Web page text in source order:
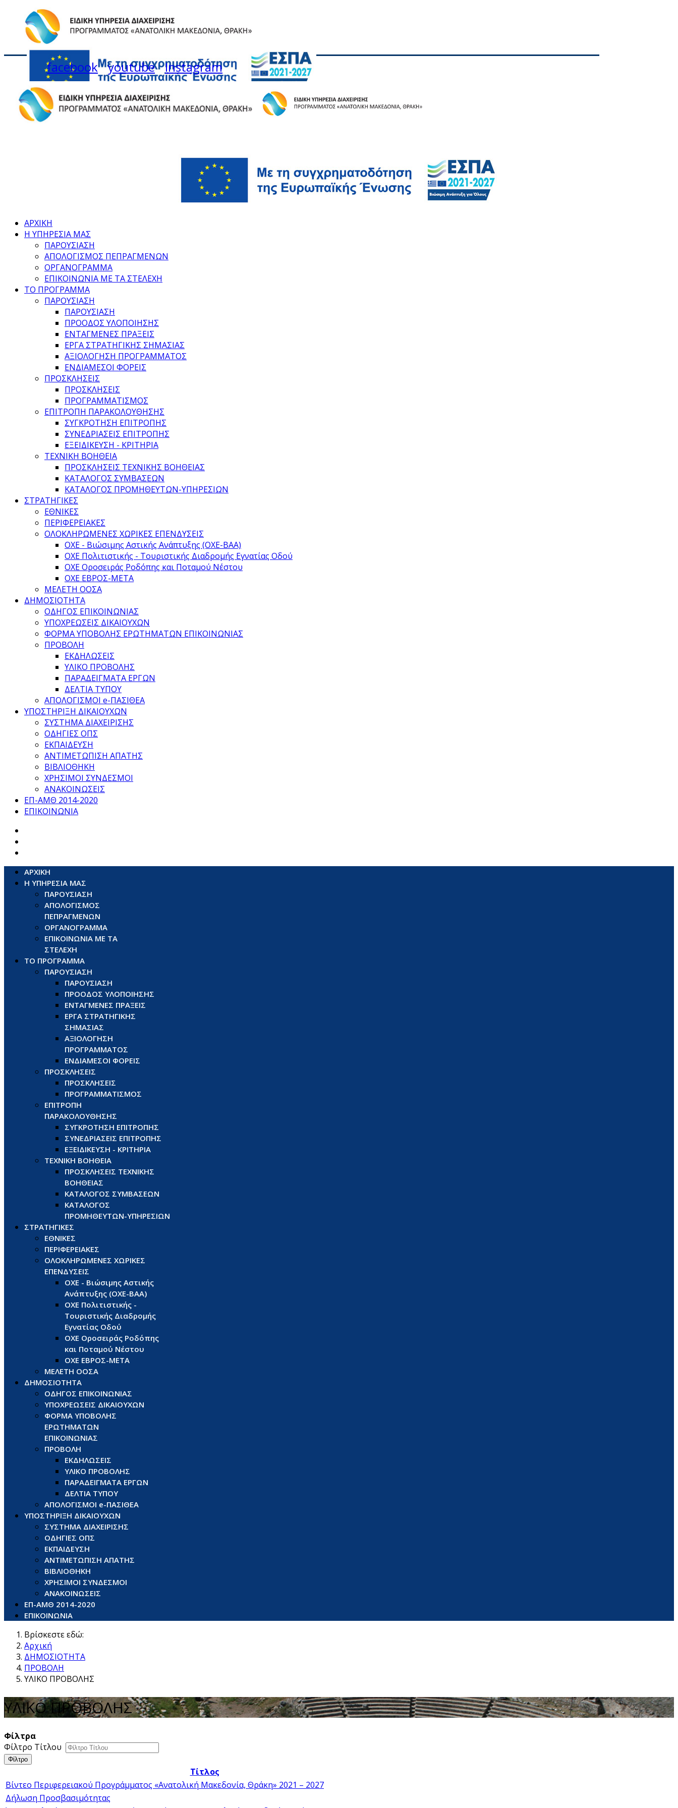
facebook youtube Instagram
ΑΡΧΙΚΗ
Η ΥΠΗΡΕΣΙΑ ΜΑΣ
ΠΑΡΟΥΣΙΑΣΗ
ΑΠΟΛΟΓΙΣΜΟΣ ΠΕΠΡΑΓΜΕΝΩΝ
ΟΡΓΑΝΟΓΡΑΜΜΑ
ΕΠΙΚΟΙΝΩΝΙΑ ΜΕ ΤΑ ΣΤΕΛΕΧΗ
ΤΟ ΠΡΟΓΡΑΜΜΑ
ΠΑΡΟΥΣΙΑΣΗ
ΠΑΡΟΥΣΙΑΣΗ
ΠΡΟΟΔΟΣ ΥΛΟΠΟΙΗΣΗΣ
ΕΝΤΑΓΜΕΝΕΣ ΠΡΑΞΕΙΣ
ΕΡΓΑ ΣΤΡΑΤΗΓΙΚΗΣ ΣΗΜΑΣΙΑΣ
ΑΞΙΟΛΟΓΗΣΗ ΠΡΟΓΡΑΜΜΑΤΟΣ
ΕΝΔΙΑΜΕΣΟΙ ΦΟΡΕΙΣ
ΠΡΟΣΚΛΗΣΕΙΣ
ΠΡΟΣΚΛΗΣΕΙΣ
ΠΡΟΓΡΑΜΜΑΤΙΣΜΟΣ
ΕΠΙΤΡΟΠΗ ΠΑΡΑΚΟΛΟΥΘΗΣΗΣ
ΣΥΓΚΡΟΤΗΣΗ ΕΠΙΤΡΟΠΗΣ
ΣΥΝΕΔΡΙΑΣΕΙΣ ΕΠΙΤΡΟΠΗΣ
ΕΞΕΙΔΙΚΕΥΣΗ - ΚΡΙΤΗΡΙΑ
ΤΕΧΝΙΚΗ ΒΟΗΘΕΙΑ
ΠΡΟΣΚΛΗΣΕΙΣ ΤΕΧΝΙΚΗΣ ΒΟΗΘΕΙΑΣ
ΚΑΤΑΛΟΓΟΣ ΣΥΜΒΑΣΕΩΝ
ΚΑΤΑΛΟΓΟΣ ΠΡΟΜΗΘΕΥΤΩΝ-ΥΠΗΡΕΣΙΩΝ
ΣΤΡΑΤΗΓΙΚΕΣ
ΕΘΝΙΚΕΣ
ΠΕΡΙΦΕΡΕΙΑΚΕΣ
ΟΛΟΚΛΗΡΩΜΕΝΕΣ ΧΩΡΙΚΕΣ ΕΠΕΝΔΥΣΕΙΣ
ΟΧΕ - Βιώσιμης Αστικής Ανάπτυξης (ΟΧΕ-ΒΑΑ)
ΟΧΕ Πολιτιστικής - Τουριστικής Διαδρομής Εγνατίας Οδού
ΟΧΕ Οροσειράς Ροδόπης και Ποταμού Νέστου
ΟΧΕ ΕΒΡΟΣ-ΜΕΤΑ
ΜΕΛΕΤΗ ΟΟΣΑ
ΔΗΜΟΣΙΟΤΗΤΑ
ΟΔΗΓΟΣ ΕΠΙΚΟΙΝΩΝΙΑΣ
ΥΠΟΧΡΕΩΣΕΙΣ ΔΙΚΑΙΟΥΧΩΝ
ΦΟΡΜΑ ΥΠΟΒΟΛΗΣ ΕΡΩΤΗΜΑΤΩΝ ΕΠΙΚΟΙΝΩΝΙΑΣ
ΠΡΟΒΟΛΗ
ΕΚΔΗΛΩΣΕΙΣ
ΥΛΙΚΟ ΠΡΟΒΟΛΗΣ
ΠΑΡΑΔΕΙΓΜΑΤΑ ΕΡΓΩΝ
ΔΕΛΤΙΑ ΤΥΠΟΥ
ΑΠΟΛΟΓΙΣΜΟΙ e-ΠΑΣΙΘΕΑ
ΥΠΟΣΤΗΡΙΞΗ ΔΙΚΑΙΟΥΧΩΝ
ΣΥΣΤΗΜΑ ΔΙΑΧΕΙΡΙΣΗΣ
ΟΔΗΓΙΕΣ ΟΠΣ
ΕΚΠΑΙΔΕΥΣΗ
ΑΝΤΙΜΕΤΩΠΙΣΗ ΑΠΑΤΗΣ
ΒΙΒΛΙΟΘΗΚΗ
ΧΡΗΣΙΜΟΙ ΣΥΝΔΕΣΜΟΙ
ΑΝΑΚΟΙΝΩΣΕΙΣ
ΕΠ-ΑΜΘ 2014-2020
ΕΠΙΚΟΙΝΩΝΙΑ
ΑΡΧΙΚΗ
Η ΥΠΗΡΕΣΙΑ ΜΑΣ
ΠΑΡΟΥΣΙΑΣΗ
ΑΠΟΛΟΓΙΣΜΟΣ
ΠΕΠΡΑΓΜΕΝΩΝ
ΟΡΓΑΝΟΓΡΑΜΜΑ
ΕΠΙΚΟΙΝΩΝΙΑ ΜΕ ΤΑ
ΣΤΕΛΕΧΗ
ΤΟ ΠΡΟΓΡΑΜΜΑ
ΠΑΡΟΥΣΙΑΣΗ
ΠΑΡΟΥΣΙΑΣΗ
ΠΡΟΟΔΟΣ ΥΛΟΠΟΙΗΣΗΣ
ΕΝΤΑΓΜΕΝΕΣ ΠΡΑΞΕΙΣ
ΕΡΓΑ ΣΤΡΑΤΗΓΙΚΗΣ
ΣΗΜΑΣΙΑΣ
ΑΞΙΟΛΟΓΗΣΗ
ΠΡΟΓΡΑΜΜΑΤΟΣ
ΕΝΔΙΑΜΕΣΟΙ ΦΟΡΕΙΣ
ΠΡΟΣΚΛΗΣΕΙΣ
ΠΡΟΣΚΛΗΣΕΙΣ
ΠΡΟΓΡΑΜΜΑΤΙΣΜΟΣ
ΕΠΙΤΡΟΠΗ
ΠΑΡΑΚΟΛΟΥΘΗΣΗΣ
ΣΥΓΚΡΟΤΗΣΗ ΕΠΙΤΡΟΠΗΣ
ΣΥΝΕΔΡΙΑΣΕΙΣ ΕΠΙΤΡΟΠΗΣ
ΕΞΕΙΔΙΚΕΥΣΗ - ΚΡΙΤΗΡΙΑ
ΤΕΧΝΙΚΗ ΒΟΗΘΕΙΑ
ΠΡΟΣΚΛΗΣΕΙΣ ΤΕΧΝΙΚΗΣ
ΒΟΗΘΕΙΑΣ
ΚΑΤΑΛΟΓΟΣ ΣΥΜΒΑΣΕΩΝ
ΚΑΤΑΛΟΓΟΣ
ΠΡΟΜΗΘΕΥΤΩΝ-ΥΠΗΡΕΣΙΩΝ
ΣΤΡΑΤΗΓΙΚΕΣ
ΕΘΝΙΚΕΣ
ΠΕΡΙΦΕΡΕΙΑΚΕΣ
ΟΛΟΚΛΗΡΩΜΕΝΕΣ ΧΩΡΙΚΕΣ
ΕΠΕΝΔΥΣΕΙΣ
ΟΧΕ - Βιώσιμης Αστικής
Ανάπτυξης (ΟΧΕ-ΒΑΑ)
ΟΧΕ Πολιτιστικής -
Τουριστικής Διαδρομής
Εγνατίας Οδού
ΟΧΕ Οροσειράς Ροδόπης
και Ποταμού Νέστου
ΟΧΕ ΕΒΡΟΣ-ΜΕΤΑ
ΜΕΛΕΤΗ ΟΟΣΑ
ΔΗΜΟΣΙΟΤΗΤΑ
ΟΔΗΓΟΣ ΕΠΙΚΟΙΝΩΝΙΑΣ
ΥΠΟΧΡΕΩΣΕΙΣ ΔΙΚΑΙΟΥΧΩΝ
ΦΟΡΜΑ ΥΠΟΒΟΛΗΣ
ΕΡΩΤΗΜΑΤΩΝ
ΕΠΙΚΟΙΝΩΝΙΑΣ
ΠΡΟΒΟΛΗ
ΕΚΔΗΛΩΣΕΙΣ
ΥΛΙΚΟ ΠΡΟΒΟΛΗΣ
ΠΑΡΑΔΕΙΓΜΑΤΑ ΕΡΓΩΝ
ΔΕΛΤΙΑ ΤΥΠΟΥ
ΑΠΟΛΟΓΙΣΜΟΙ e-ΠΑΣΙΘΕΑ
ΥΠΟΣΤΗΡΙΞΗ ΔΙΚΑΙΟΥΧΩΝ
ΣΥΣΤΗΜΑ ΔΙΑΧΕΙΡΙΣΗΣ
ΟΔΗΓΙΕΣ ΟΠΣ
ΕΚΠΑΙΔΕΥΣΗ
ΑΝΤΙΜΕΤΩΠΙΣΗ ΑΠΑΤΗΣ
ΒΙΒΛΙΟΘΗΚΗ
ΧΡΗΣΙΜΟΙ ΣΥΝΔΕΣΜΟΙ
ΑΝΑΚΟΙΝΩΣΕΙΣ
ΕΠ-ΑΜΘ 2014-2020
ΕΠΙΚΟΙΝΩΝΙΑ
Βρίσκεστε εδώ:
Αρχική
ΔΗΜΟΣΙΟΤΗΤΑ
ΠΡΟΒΟΛΗ
ΥΛΙΚΟ ΠΡΟΒΟΛΗΣ
ΥΛΙΚΟ ΠΡΟΒΟΛΗΣ
Φίλτρα
Φίλτρο Τίτλου
Φίλτρο
Τίτλος
Βίντεο Περιφερειακού Προγράμματος «Ανατολική Μακεδονία, Θράκη» 2021 – 2027
Δήλωση Προσβασιμότητας